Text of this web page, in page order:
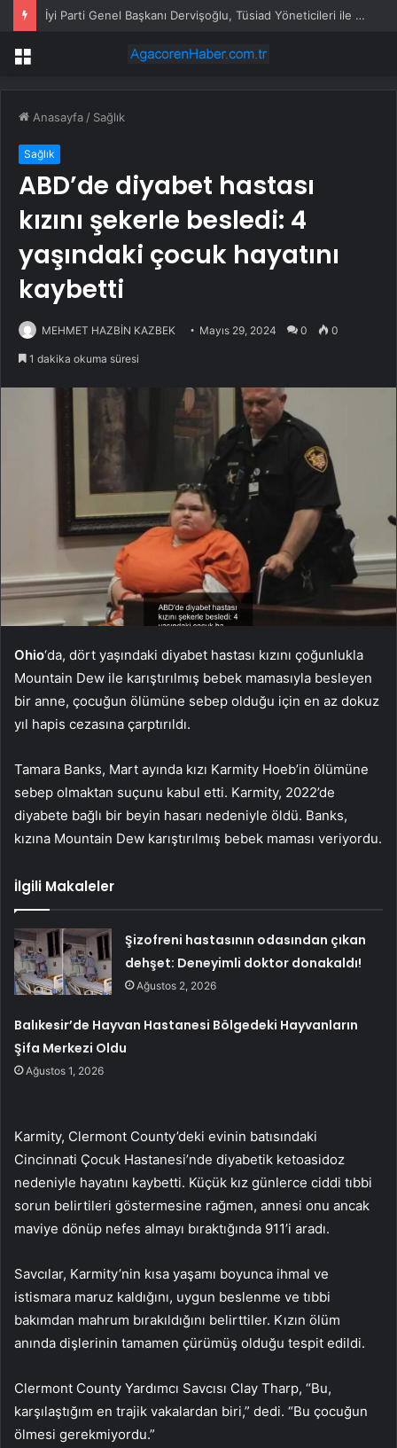
İyi Parti Genel Başkanı Dervişoğlu, Tüsiad Yöneticileri ile Bir Araya Geldi
Menü
Anasayfa / Sağlık
Sağlık
ABD’de diyabet hastası
kızını şekerle besledi: 4
yaşındaki çocuk hayatını
kaybetti
MEHMET HAZBİN KAZBEK Mayıs 29, 2024 0 0
1 dakika okuma süresi
Ohio‘da, dört yaşındaki diyabet hastası kızını çoğunlukla
Mountain Dew ile karıştırılmış bebek mamasıyla besleyen
bir anne, çocuğun ölümüne sebep olduğu için en az dokuz
yıl hapis cezasına çarptırıldı.
Tamara Banks, Mart ayında kızı Karmity Hoeb’in ölümüne
sebep olmaktan suçunu kabul etti. Karmity, 2022’de
diyabete bağlı bir beyin hasarı nedeniyle öldü. Banks,
kızına Mountain Dew karıştırılmış bebek maması veriyordu.
İlgili Makaleler
Şizofreni hastasının odasından çıkan
dehşet: Deneyimli doktor donakaldı!
Ağustos 2, 2026
Balıkesir’de Hayvan Hastanesi Bölgedeki Hayvanların
Şifa Merkezi Oldu
Ağustos 1, 2026
Karmity, Clermont County’deki evinin batısındaki
Cincinnati Çocuk Hastanesi’nde diyabetik ketoasidoz
nedeniyle hayatını kaybetti. Küçük kız günlerce ciddi tıbbi
sorun belirtileri göstermesine rağmen, annesi onu ancak
maviye dönüp nefes almayı bıraktığında 911’i aradı.
Savcılar, Karmity’nin kısa yaşamı boyunca ihmal ve
istismara maruz kaldığını, uygun beslenme ve tıbbi
bakımdan mahrum bırakıldığını belirttiler. Kızın ölüm
anında dişlerinin tamamen çürümüş olduğu tespit edildi.
Clermont County Yardımcı Savcısı Clay Tharp, “Bu,
karşılaştığım en trajik vakalardan biri,” dedi. “Bu çocuğun
ölmesi gerekmiyordu.”